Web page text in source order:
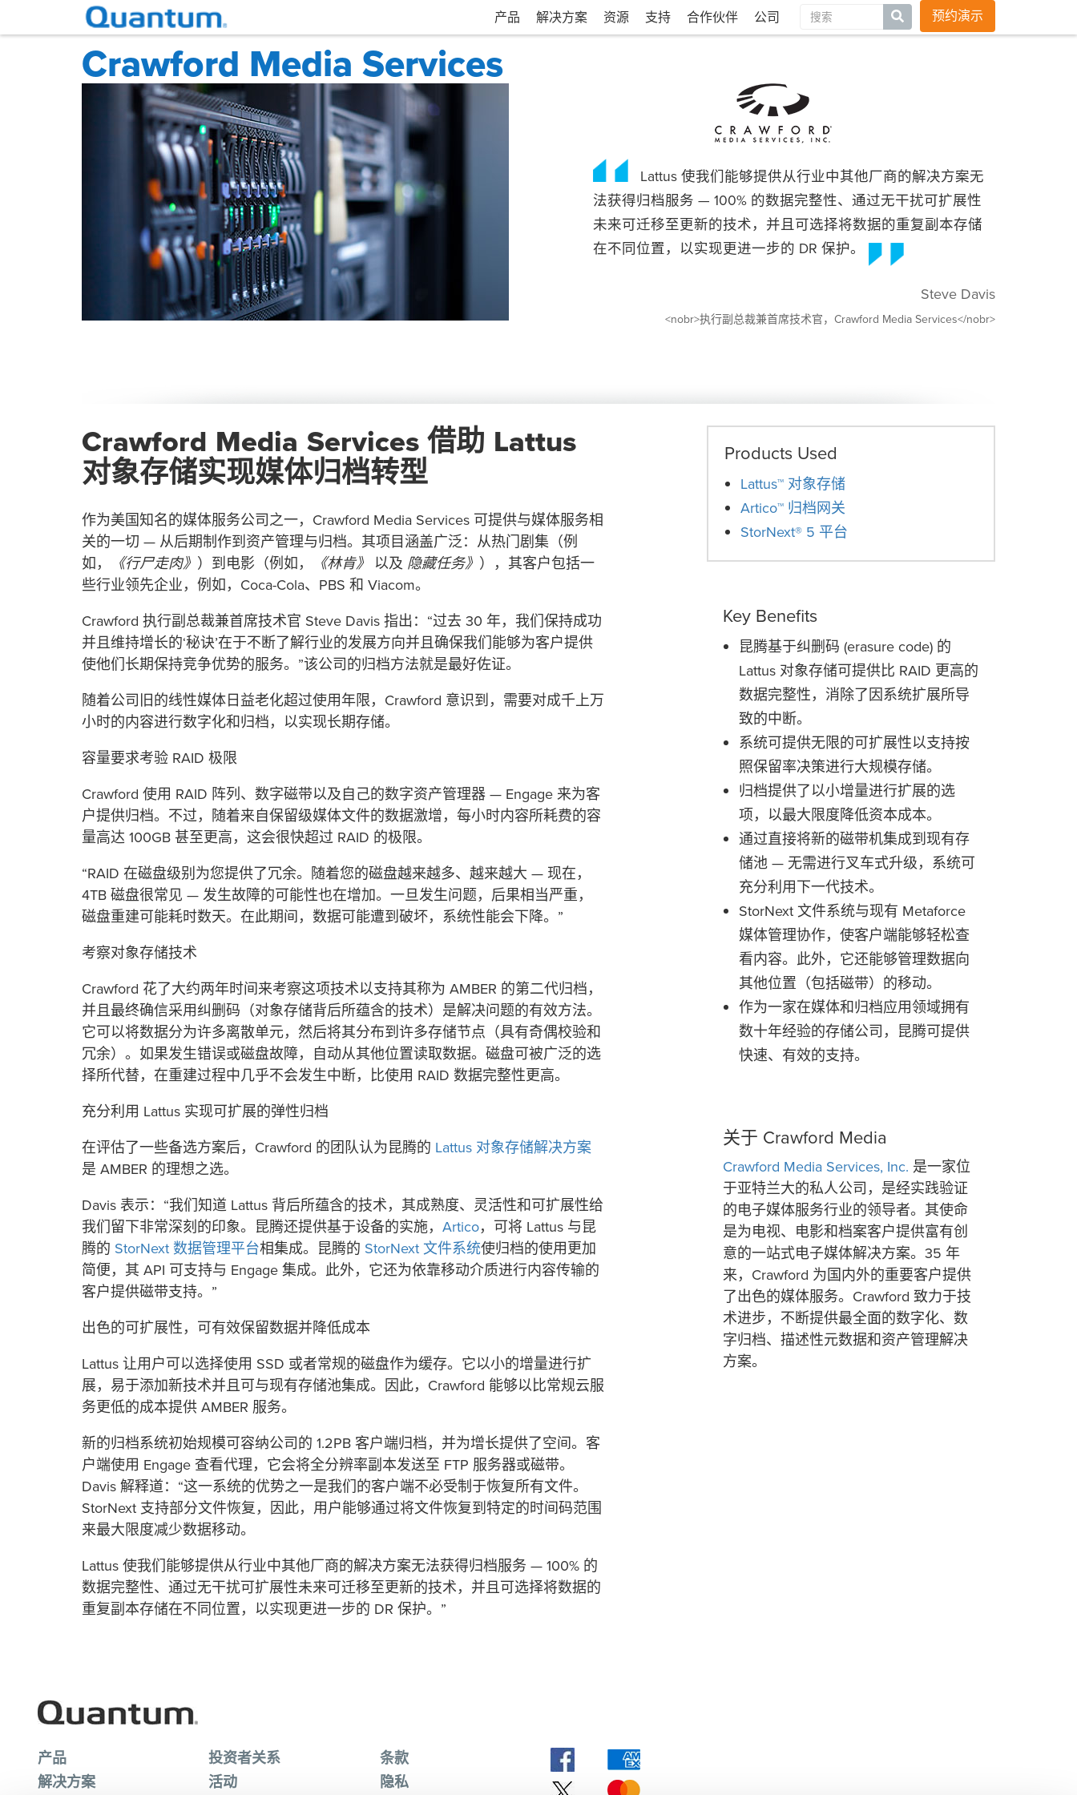
官方博客 职业生涯 联络方式
产品 解决方案 资源 支持 合作伙伴 公司 预约演示
Crawford Media Services
Lattus 使我们能够提供从行业中其他厂商的解决方案无
法获得归档服务 — 100% 的数据完整性、通过无干扰可扩展性
未来可迁移至更新的技术，并且可选择将数据的重复副本存储
在不同位置，以实现更进一步的 DR 保护。
Steve Davis
<nobr>执行副总裁兼首席技术官，Crawford Media Services</nobr>
Crawford Media Services 借助 Lattus
对象存储实现媒体归档转型
作为美国知名的媒体服务公司之一，Crawford Media Services 可提供与媒体服务相
关的一切 — 从后期制作到资产管理与归档。其项目涵盖广泛：从热门剧集（例
如，
《行尸走肉》 ）到电影（例如， 《林肯》 以及 隐藏任务》 ），其客户包括一
些行业领先企业，例如，Coca-Cola、PBS 和 Viacom。
Crawford 执行副总裁兼首席技术官 Steve Davis 指出：“过去 30 年，我们保持成功
并且维持增长的‘秘诀’在于不断了解行业的发展方向并且确保我们能够为客户提供
使他们长期保持竞争优势的服务。”该公司的归档方法就是最好佐证。
随着公司旧的线性媒体日益老化超过使用年限，Crawford 意识到，需要对成千上万
小时的内容进行数字化和归档，以实现长期存储。
容量要求考验 RAID 极限
Crawford 使用 RAID 阵列、数字磁带以及自己的数字资产管理器 — Engage 来为客
户提供归档。不过，随着来自保留级媒体文件的数据激增，每小时内容所耗费的容
量高达 100GB 甚至更高，这会很快超过 RAID 的极限。
“RAID 在磁盘级别为您提供了冗余。随着您的磁盘越来越多、越来越大 — 现在，
4TB 磁盘很常见 — 发生故障的可能性也在增加。一旦发生问题，后果相当严重，
磁盘重建可能耗时数天。在此期间，数据可能遭到破坏，系统性能会下降。”
考察对象存储技术
Crawford 花了大约两年时间来考察这项技术以支持其称为 AMBER 的第二代归档，
并且最终确信采用纠删码（对象存储背后所蕴含的技术）是解决问题的有效方法。
它可以将数据分为许多离散单元，然后将其分布到许多存储节点（具有奇偶校验和
冗余）。如果发生错误或磁盘故障，自动从其他位置读取数据。磁盘可被广泛的选
择所代替，在重建过程中几乎不会发生中断，比使用 RAID 数据完整性更高。
充分利用 Lattus 实现可扩展的弹性归档
在评估了一些备选方案后，Crawford 的团队认为昆腾的 Lattus 对象存储解决方案
是 AMBER 的理想之选。
Davis 表示：“我们知道 Lattus 背后所蕴含的技术，其成熟度、灵活性和可扩展性给
我们留下非常深刻的印象。昆腾还提供基于设备的实施， Artico，可将 Lattus 与昆
腾的 StorNext 数据管理平台相集成。昆腾的 StorNext 文件系统使归档的使用更加
简便，其 API 可支持与 Engage 集成。此外，它还为依靠移动介质进行内容传输的
客户提供磁带支持。”
出色的可扩展性，可有效保留数据并降低成本
Lattus 让用户可以选择使用 SSD 或者常规的磁盘作为缓存。它以小的增量进行扩
展，易于添加新技术并且可与现有存储池集成。因此，Crawford 能够以比常规云服
务更低的成本提供 AMBER 服务。
新的归档系统初始规模可容纳公司的 1.2PB 客户端归档，并为增长提供了空间。客
户端使用 Engage 查看代理，它会将全分辨率副本发送至 FTP 服务器或磁带。
Davis 解释道：“这一系统的优势之一是我们的客户端不必受制于恢复所有文件。
StorNext 支持部分文件恢复，因此，用户能够通过将文件恢复到特定的时间码范围
来最大限度减少数据移动。
Lattus 使我们能够提供从行业中其他厂商的解决方案无法获得归档服务 — 100% 的
数据完整性、通过无干扰可扩展性未来可迁移至更新的技术，并且可选择将数据的
重复副本存储在不同位置，以实现更进一步的 DR 保护。”
Products Used
Lattus™ 对象存储
Artico™ 归档网关
StorNext® 5 平台
Key Benefits
昆腾基于纠删码 (erasure code) 的
Lattus 对象存储可提供比 RAID 更高的
数据完整性，消除了因系统扩展所导
致的中断。
系统可提供无限的可扩展性以支持按
照保留率决策进行大规模存储。
归档提供了以小增量进行扩展的选
项，以最大限度降低资本成本。
通过直接将新的磁带机集成到现有存
储池 — 无需进行叉车式升级，系统可
充分利用下一代技术。
StorNext 文件系统与现有 Metaforce
媒体管理协作，使客户端能够轻松查
看内容。此外，它还能够管理数据向
其他位置（包括磁带）的移动。
作为一家在媒体和归档应用领域拥有
数十年经验的存储公司，昆腾可提供
快速、有效的支持。
关于 Crawford Media
Crawford Media Services, Inc. 是一家位
于亚特兰大的私人公司，是经实践验证
的电子媒体服务行业的领导者。其使命
是为电视、电影和档案客户提供富有创
意的一站式电子媒体解决方案。35 年
来，Crawford 为国内外的重要客户提供
了出色的媒体服务。Crawford 致力于技
术进步，不断提供最全面的数字化、数
字归档、描述性元数据和资产管理解决
方案。
产品
解决方案
投资者关系
活动
条款
隐私